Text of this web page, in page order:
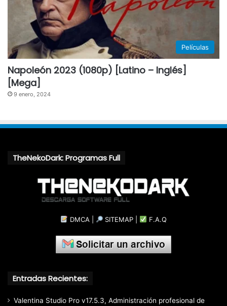
Películas
Napoleón 2023 (1080p) [Latino – Inglés]
[Mega]
9 enero, 2024
TheNekoDark: Programas Full
DMCA SITEMAP F.A.Q
Entradas Recientes:
Valentina Studio Pro v17.5.3, Administración profesional de